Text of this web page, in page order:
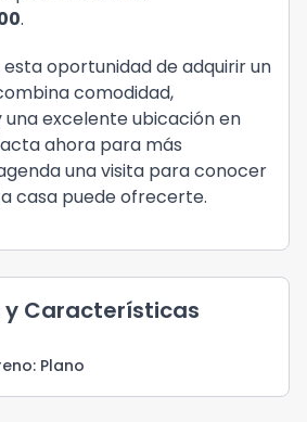
.
esta oportunidad de adquirir un
comodidad,
una excelente ubicación en
ahora para más
una visita para conocer
casa puede ofrecerte.
Características
: Plano